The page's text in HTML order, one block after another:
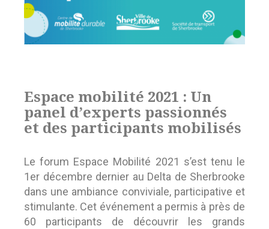
Espace mobilité 2021 : Un
panel d’experts passionnés
et des participants mobilisés
Le forum Espace Mobilité 2021 s’est tenu le
1er décembre dernier au Delta de Sherbrooke
dans une ambiance conviviale, participative et
stimulante. Cet événement a permis à près de
60 participants de découvrir les grands